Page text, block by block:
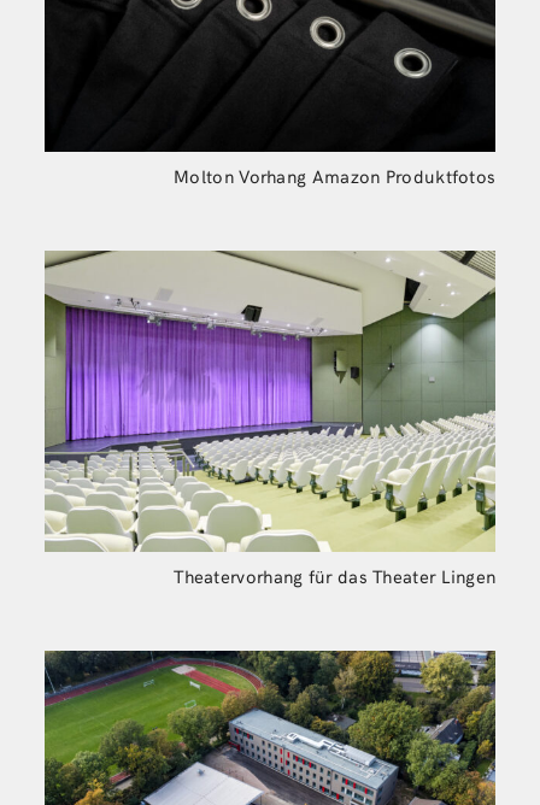
Molton Vorhang Amazon Produktfotos
Theatervorhang für das Theater Lingen